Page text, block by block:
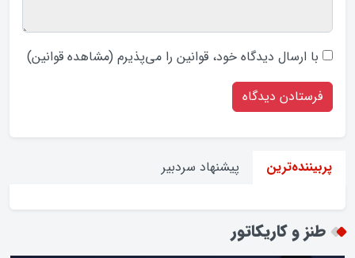
با ارسال دیدگاه‌ خود، قوانین را می‌پذیرم (مشاهده قوانین)
پربیننده‌ترین پیشنهاد سردبیر
طنز و کاریکاتور